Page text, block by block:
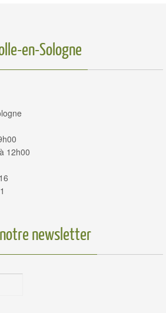
en-Sologne
12h00
newsletter